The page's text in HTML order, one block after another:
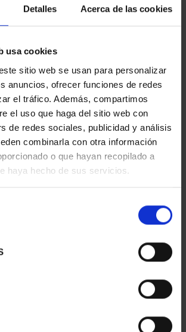
Detalles Acerca de las cookies
usa cookies
sitio web se usan para personalizar
anuncios, ofrecer funciones de redes
el tráfico. Además, compartimos
el uso que haga del sitio web con
de redes sociales, publicidad y análisis
combinarla con otra información
o que hayan recopilado a
haya hecho de sus servicios.
DE
1
SUSCRIPCIÓN
CAPITALES DE
PROVINCIA 2
949,00 €
Sólo para usuarios
registrados